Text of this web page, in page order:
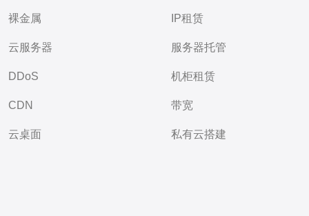
裸金属
云服务器
DDoS
CDN
云桌面
IP租赁
服务器托管
机柜租赁
带宽
私有云搭建